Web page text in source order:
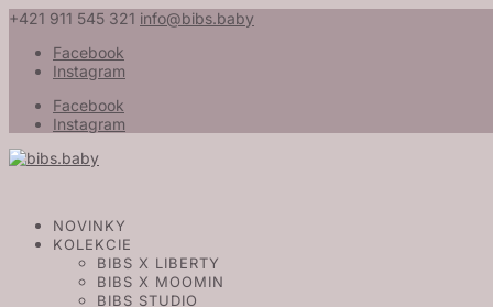
+421 911 545 321 info@bibs.baby
Facebook
Instagram
Facebook
Instagram
NOVINKY
KOLEKCIE
BIBS X LIBERTY
BIBS X MOOMIN
BIBS STUDIO